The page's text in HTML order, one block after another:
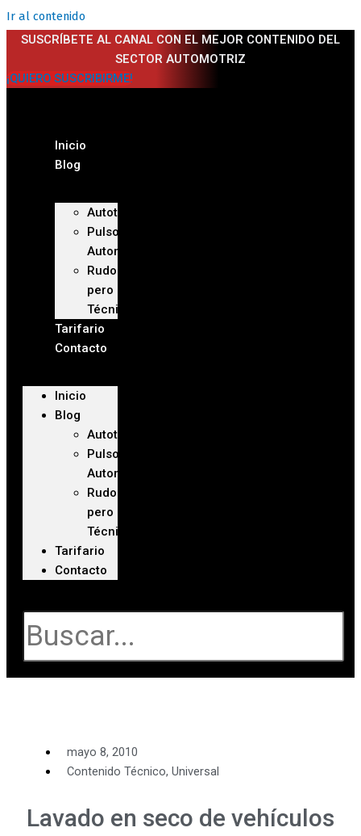
Ir al contenido
SUSCRÍBETE AL CANAL CON EL MEJOR CONTENIDO DEL
SECTOR AUTOMOTRIZ
¡QUIERO SUSCRIBIRME!
Inicio
Blog
Autoteca
Pulso
Automotriz
Rudo
pero
Técnico
Tarifario
Contacto
Inicio
Blog
Autoteca
Pulso
Automotriz
Rudo
pero
Técnico
Tarifario
Contacto
mayo 8, 2010
Contenido Técnico, Universal
Lavado en seco de vehículos